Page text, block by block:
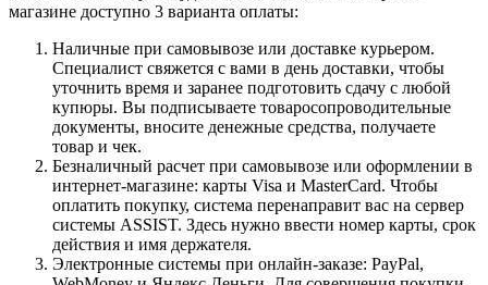
магазине доступно 3 варианта оплаты:
Наличные при самовывозе или доставке курьером.
Специалист свяжется с вами в день доставки, чтобы
уточнить время и заранее подготовить сдачу с любой
купюры. Вы подписываете товаросопроводительные
документы, вносите денежные средства, получаете
товар и чек.
Безналичный расчет при самовывозе или оформлении в
интернет-магазине: карты Visa и MasterCard. Чтобы
оплатить покупку, система перенаправит вас на сервер
системы ASSIST. Здесь нужно ввести номер карты, срок
действия и имя держателя.
Электронные системы при онлайн-заказе: PayPal,